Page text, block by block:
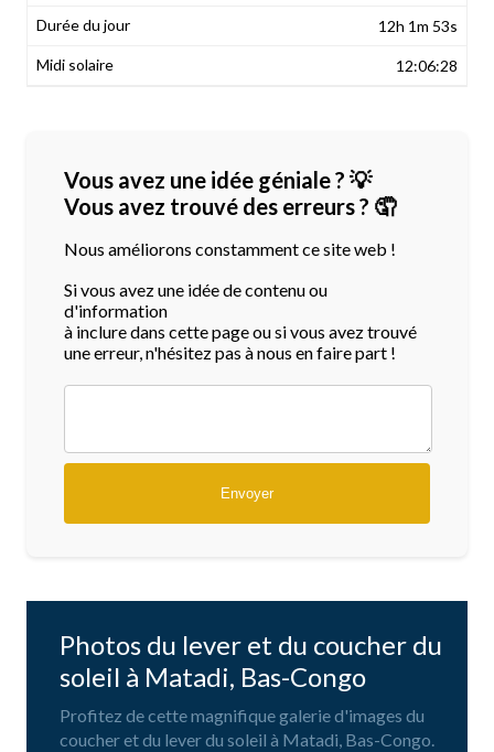
12h 1m 53s
12:06:28
Vous avez une idée géniale ? 💡
Vous avez trouvé des erreurs ? 🤦
Nous améliorons constamment ce site web !
Si vous avez une idée de contenu ou
d'information
à inclure dans cette page ou si vous avez trouvé
une erreur, n'hésitez pas à nous en faire part !
Photos du lever et du coucher du
soleil à Matadi, Bas-Congo
Profitez de cette magnifique galerie d'images du
coucher et du lever du soleil à Matadi, Bas-Congo.